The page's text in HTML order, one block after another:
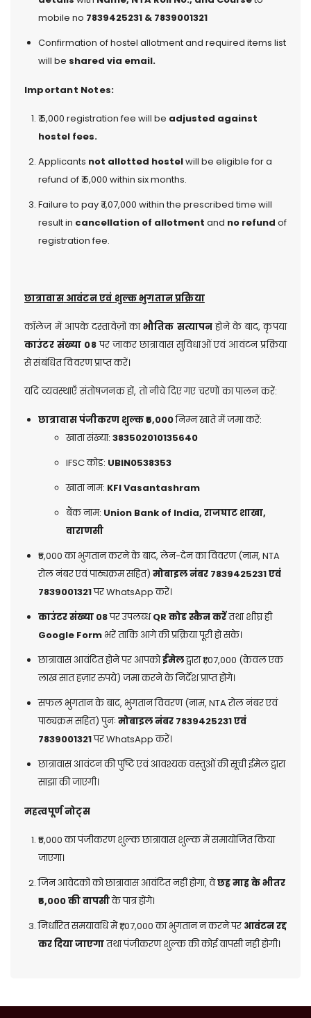
mobile no 7839425231 & 7839001321
Confirmation of hostel allotment and required items list
will be shared via email.
Important Notes:
₹ 5,000 registration fee will be adjusted against
hostel fees.
Applicants not allotted hostelwill be eligible for a
refund of ₹ 5,000 within six months.
Failure to pay ₹ 1,07,000 within the prescribed time will
result in cancellation of allotment and no refund of
registration fee.
छात्रावास आवंटनएवं शुल्कभुगतानप्रक्रिया
कॉलेज में आपके दस्तावेज़ों काभौतिक सत्यापनहोने के बाद, कृपया
काउंटर संख्या 08पर जाकर छात्रावास सुविधाओं एवं आवंटन प्रक्रिया
से संबंधित विवरण प्राप्त करें।
यदि व्यवस्थाएँ संतोषजनक हों, तो नीचे दिए गए चरणों का पालन करें:
छात्रावासपंजीकरण शुल्क₹5,000निम्न खाते में जमा करें:
खाता संख्या: 383502010135640
IFSC कोड: UBIN0538353
खाता नाम: KFI Vasantashram
बैंक नाम: Union Bank of India, राजघाट शाखा,
वाराणसी
₹5,000 का भुगतान करने के बाद, लेन-देन का विवरण (नाम, NTA
रोल नंबर एवं पाठ्यक्रम सहित) मोबाइलनंबर 7839425231एवं
7839001321पर WhatsApp करें।
काउंटरसंख्या 08पर उपलब्धQR कोडस्कैनकरेंतथा शीघ्र ही
Google Form भरें ताकि आगे की प्रक्रिया पूरी हो सके।
छात्रावास आवंटित होने पर आपकोईमेलद्वारा ₹1,07,000 (केवल एक
लाख सात हज़ार रुपये) जमा करने के निर्देश प्राप्त होंगे।
सफल भुगतान के बाद, भुगतान विवरण (नाम, NTA रोल नंबर एवं
पाठ्यक्रम सहित) पुनः मोबाइलनंबर 7839425231एवं
7839001321पर WhatsApp करें।
छात्रावास आवंटन की पुष्टि एवं आवश्यक वस्तुओं की सूची ईमेल द्वारा
साझा की जाएगी।
महत्वपूर्ण नोट्स
₹5,000 का पंजीकरण शुल्क छात्रावास शुल्क में समायोजित किया
जाएगा।
जिन आवेदकों को छात्रावास आवंटित नहीं होगा, वेछहमाहकेभीतर
₹5,000कीवापसीके पात्र होंगे।
निर्धारित समयावधि में ₹1,07,000 का भुगतान न करने पर आवंटनरद्द
करदियाजाएगातथा पंजीकरण शुल्क की कोई वापसी नहीं होगी।